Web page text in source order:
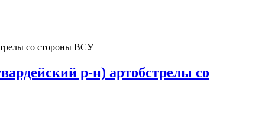
со стороны ВСУ
р-н) артобстрелы со